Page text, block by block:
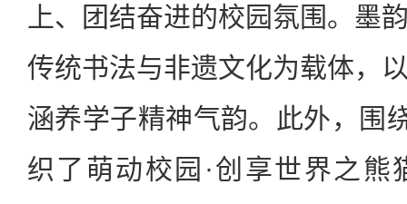
上、团结奋进的校园氛围。墨
传统书法与非遗文化为载体，
涵养学子精神气韵。此外，围
织了萌动校园·创享世界之熊